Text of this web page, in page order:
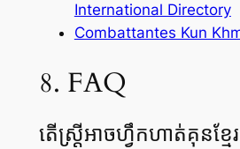
International Directory
Combattantes Kun
8. FAQ
តើស្ត្រីអាចហ្វឹកហាត់គុនខ្មែ